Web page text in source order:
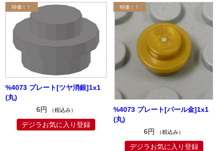
%4073 プレート[ツヤ消銀]1x1
(丸)
6円
（税込み）
デジラお気に入り登録
%4073 プレート[パール金]1x1
(丸)
6円
（税込み）
デジラお気に入り登録